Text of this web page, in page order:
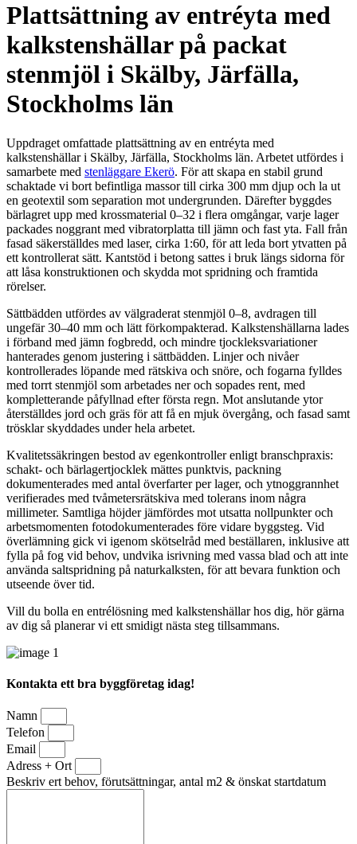
Plattsättning av entréyta med
kalkstenshällar på packat
stenmjöl i Skälby, Järfälla,
Stockholms län
Uppdraget omfattade plattsättning av en entréyta med
kalkstenshällar i Skälby, Järfälla, Stockholms län. Arbetet utfördes i
samarbete med stenläggare Ekerö. För att skapa en stabil grund
schaktade vi bort befintliga massor till cirka 300 mm djup och la ut
en geotextil som separation mot undergrunden. Därefter byggdes
bärlagret upp med krossmaterial 0–32 i flera omgångar, varje lager
packades noggrant med vibratorplatta till jämn och fast yta. Fall från
fasad säkerställdes med laser, cirka 1:60, för att leda bort ytvatten på
ett kontrollerat sätt. Kantstöd i betong sattes i bruk längs sidorna för
att låsa konstruktionen och skydda mot spridning och framtida
rörelser.
Sättbädden utfördes av välgraderat stenmjöl 0–8, avdragen till
ungefär 30–40 mm och lätt förkompakterad. Kalkstenshällarna lades
i förband med jämn fogbredd, och mindre tjockleksvariationer
hanterades genom justering i sättbädden. Linjer och nivåer
kontrollerades löpande med rätskiva och snöre, och fogarna fylldes
med torrt stenmjöl som arbetades ner och sopades rent, med
kompletterande påfyllnad efter första regn. Mot anslutande ytor
återställdes jord och gräs för att få en mjuk övergång, och fasad samt
trösklar skyddades under hela arbetet.
Kvalitetssäkringen bestod av egenkontroller enligt branschpraxis:
schakt- och bärlagertjocklek mättes punktvis, packning
dokumenterades med antal överfarter per lager, och ytnoggrannhet
verifierades med tvåmetersrätskiva med tolerans inom några
millimeter. Samtliga höjder jämfördes mot utsatta nollpunkter och
arbetsmomenten fotodokumenterades före vidare byggsteg. Vid
överlämning gick vi igenom skötselråd med beställaren, inklusive att
fylla på fog vid behov, undvika isrivning med vassa blad och att inte
använda saltspridning på naturkalksten, för att bevara funktion och
utseende över tid.
Vill du bolla en entrélösning med kalkstenshällar hos dig, hör gärna
av dig så planerar vi ett smidigt nästa steg tillsammans.
Kontakta ett bra byggföretag idag!
Namn
Telefon
Email
Adress + Ort
Beskriv ert behov, förutsättningar, antal m2 & önskat startdatum